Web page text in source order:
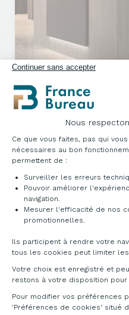
Continuer sans accepter
Nous
Plateforme de
Ce que vous faites, pas qui
nécessaires au bon
permettent de :
Surveiller les erreurs
Pouvoir améliorer
navigation.
Mesurer l'efficacité de nos
promotionnelles.
Ils participent à rendre votre
tous les cookies peut limiter
Votre choix est enregistré et
restons à votre disposition pour
Pour modifier vos préférences
'Préférences de cookies' situé
TOP VENTES
Cordier
À partir de 1 395,00 €
ARTICLES SIMILAIRES